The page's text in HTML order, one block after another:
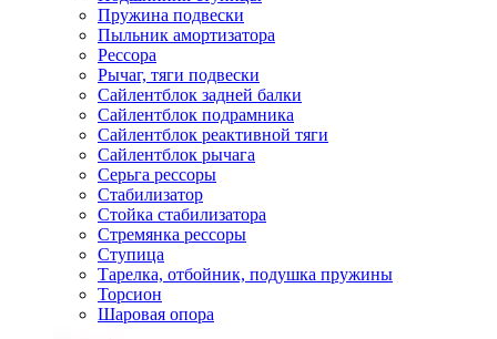
Пружина подвески
Пыльник амортизатора
Рессора
Рычаг, тяги подвески
Сайлентблок задней балки
Сайлентблок подрамника
Сайлентблок реактивной тяги
Сайлентблок рычага
Серьга рессоры
Стабилизатор
Стойка стабилизатора
Стремянка рессоры
Ступица
Тарелка, отбойник, подушка пружины
Торсион
Шаровая опора